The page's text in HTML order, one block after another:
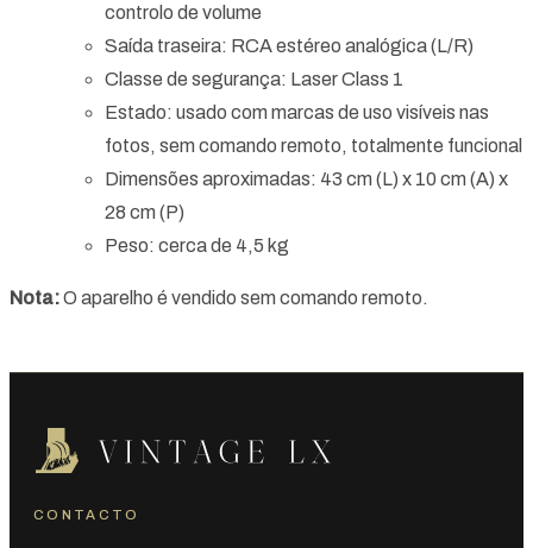
controlo de volume
Saída traseira: RCA estéreo analógica (L/R)
Classe de segurança: Laser Class 1
Estado: usado com marcas de uso visíveis nas
fotos, sem comando remoto, totalmente funcional
Dimensões aproximadas: 43 cm (L) x 10 cm (A) x
28 cm (P)
Peso: cerca de 4,5 kg
Nota:O aparelho é vendido sem comando remoto.
CONTACTO